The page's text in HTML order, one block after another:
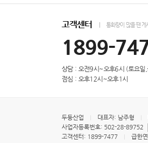
고객센터 통화량이 많을 땐
1899-
상담 : 오전9시~오후6시 (토요일
점심 : 오후12시~오후1시
두둥산업 대표자: 남주형
사업자등록번호: 502-28-89752
고객센터: 1899-7477
급한